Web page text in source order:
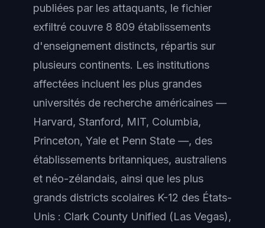
publiées par les attaquants, le fichier
exfiltré couvre 8 809 établissements
d'enseignement distincts, répartis sur
plusieurs continents. Les institutions
affectées incluent les plus grandes
universités de recherche américaines —
Harvard, Stanford, MIT, Columbia,
Princeton, Yale et Penn State —, des
établissements britanniques, australiens
et néo-zélandais, ainsi que les plus
grands districts scolaires K-12 des États-
Unis : Clark County Unified (Las Vegas),